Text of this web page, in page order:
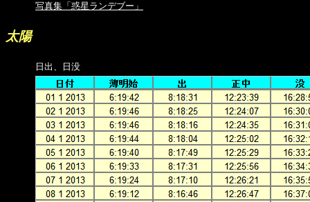
写真集「惑星ランデブー」
太陽
日出、日没